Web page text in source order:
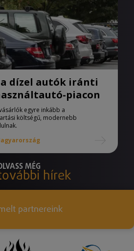
dízel autók iránti
piacon
egyre inkább a
költségű, modernebb
MÉG
hírek
partnereink